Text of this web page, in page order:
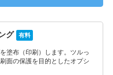
グ 有料
塗布（印刷）します。ツルっ
面の保護を目的としたオプシ